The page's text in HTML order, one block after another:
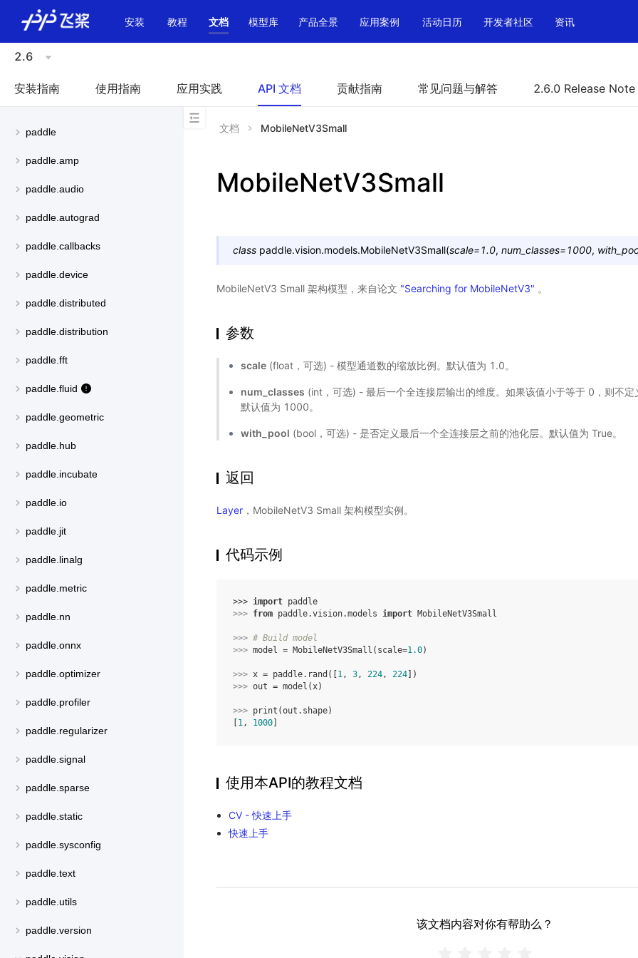
安装 教程 文档 模型库 产品全景 应用案例 活动日历 开发者社区 资讯
2.6
安装指南 使用指南 应用实践 API 文档 贡献指南 常见问题与解答 2.6.0 Release Note
paddle
paddle.amp
paddle.audio
paddle.autograd
paddle.callbacks
paddle.device
paddle.distributed
paddle.distribution
paddle.fft
paddle.fluid
paddle.geometric
paddle.hub
paddle.incubate
paddle.io
paddle.jit
paddle.linalg
paddle.metric
paddle.nn
paddle.onnx
paddle.optimizer
paddle.profiler
paddle.regularizer
paddle.signal
paddle.sparse
paddle.static
paddle.sysconfig
paddle.text
paddle.utils
paddle.version
文档 MobileNetV3Small
MobileNetV3Small
class paddle.vision.models.MobileNetV3Small(scale=1.0, num_classes=1000,
MobileNetV3 Small 架构模型，来自论文 "Searching for MobileNetV3" 。
参数
scale (float，可选) - 模型通道数的缩放比例。默认值为 1.0。
num_classes (int，可选) - 最后一个全连接层输出的维度。如果该值小于等于 0，则不定
默认值为 1000。
with_pool (bool，可选) - 是否定义最后一个全连接层之前的池化层。默认值为 True。
返回
Layer ，MobileNetV3 Small 架构模型实例。
代码示例
>>> import paddle
>>> from paddle.vision.models import MobileNetV3Small
>>> # Build model
>>> model = MobileNetV3Small ( scale=1.0)
>>> x = paddle. rand ([ 1, 3, 224, 224 ])
>>> out = model (x)
>>> print (out . shape)
1, 1000
使用本API的教程文档
CV - 快速上手
快速上手
该文档内容对你有帮助么？